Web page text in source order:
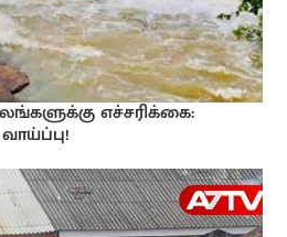
எச்சரிக்கை: